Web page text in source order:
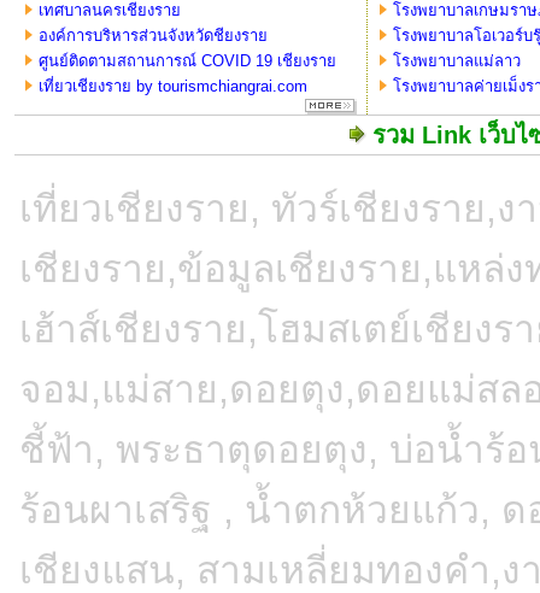
เทศบาลนครเชียงราย
องค์การบริหารส่วนจังหวัดชียงราย
ศูนย์ติดตามสถานการณ์ COVID 19 เชียงราย
เที่ยวเชียงราย by tourismchiangrai.com
โรงพยาบาลเกษมรา
โรงพยาบาลโอเวอร์บ
โรงพยาบาลแม่ลาว
โรงพยาบาลค่ายเม็ง
รวม Link เว็บ
เที่ยวเชียงราย, ทัวร์เชียงราย,
เชียงราย,ข้อมูลเชียงราย,แหล่ง
เฮ้าส์เชียงราย,โฮมสเตย์เชียง
จอม,แม่สาย,ดอยตุง,ดอยแม่สล
ชี้ฟ้า, พระธาตุดอยตุง, บ่อน้ำร้
ร้อนผาเสริฐ , น้ำตกห้วยแก้ว,
เชียงแสน, สามเหลี่ยมทองคำ,